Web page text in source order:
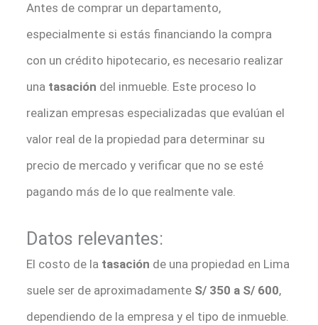
Antes de comprar un departamento,
especialmente si estás financiando la compra
con un crédito hipotecario, es necesario realizar
una tasación del inmueble. Este proceso lo
realizan empresas especializadas que evalúan el
valor real de la propiedad para determinar su
precio de mercado y verificar que no se esté
pagando más de lo que realmente vale.
Datos relevantes:
El costo de la tasación de una propiedad en Lima
suele ser de aproximadamente S/ 350 a S/ 600,
dependiendo de la empresa y el tipo de inmueble.